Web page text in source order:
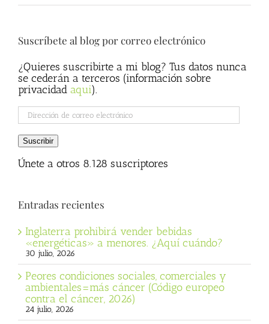
Suscríbete al blog por correo electrónico
¿Quieres suscribirte a mi blog? Tus datos nunca
se cederán a terceros (información sobre
privacidad aqui).
Dirección
de
correo
electrónico
Suscribir
Únete a otros 8.128 suscriptores
Entradas recientes
Inglaterra prohibirá vender bebidas
«energéticas» a menores. ¿Aquí cuándo?
30 julio, 2026
Peores condiciones sociales, comerciales y
ambientales=más cáncer (Código europeo
contra el cáncer, 2026)
24 julio, 2026